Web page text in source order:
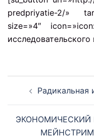
predpriyatie-2/»
size=»4″
Навигация
по
записям
ЭКОНОМИЧЕСКИЙ